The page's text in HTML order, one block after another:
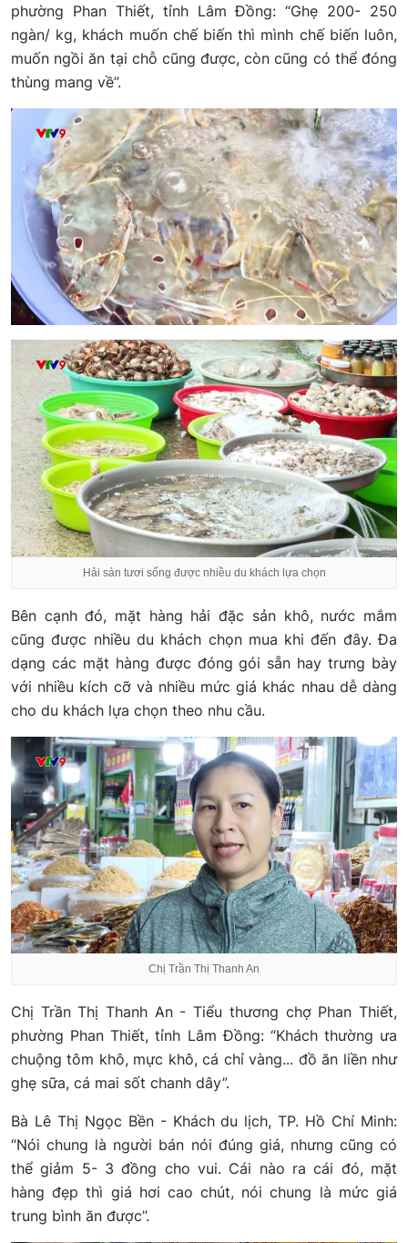
phường Phan Thiết, tỉnh Lâm Đồng: “Ghẹ 200- 250
ngàn/ kg, khách muốn chế biến thì mình chế biến luôn,
muốn ngồi ăn tại chỗ cũng được, còn cũng có thể đóng
thùng mang về”.
Hải sản tươi sống được nhiều du khách lựa chọn
Bên cạnh đó, mặt hàng hải đặc sản khô, nước mắm
cũng được nhiều du khách chọn mua khi đến đây. Đa
dạng các mặt hàng được đóng gói sẵn hay trưng bày
với nhiều kích cỡ và nhiều mức giá khác nhau dễ dàng
cho du khách lựa chọn theo nhu cầu.
Chị Trần Thị Thanh An
Chị Trần Thị Thanh An - Tiểu thương chợ Phan Thiết,
phường Phan Thiết, tỉnh Lâm Đồng: “Khách thường ưa
chuộng tôm khô, mực khô, cá chỉ vàng... đồ ăn liền như
ghẹ sữa, cá mai sốt chanh dây”.
Bà Lê Thị Ngọc Bền - Khách du lịch, TP. Hồ Chí Minh:
“Nói chung là người bán nói đúng giá, nhưng cũng có
thể giảm 5- 3 đồng cho vui. Cái nào ra cái đó, mặt
hàng đẹp thì giá hơi cao chút, nói chung là mức giá
trung bình ăn được”.